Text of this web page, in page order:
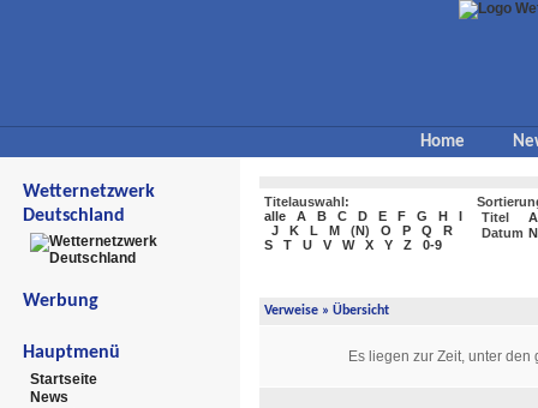
Home
Wetternetzwerk
Deutschland
Werbung
Hauptmenü
Startseite
News
Titelauswahl:
alle
A B C D E F G H
I
J
K L M (N) O P Q
R
S
T U V W X Y Z 0-9
Titel
Datum
Verweise » Übersicht
Es liegen zur Zeit, unter